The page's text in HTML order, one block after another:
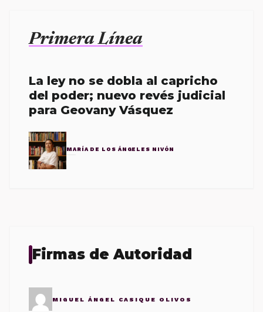
Primera Línea
La ley no se dobla al capricho
del poder; nuevo revés judicial
para Geovany Vásquez
MARÍA DE LOS ÁNGELES NIVÓN
Firmas de Autoridad
MIGUEL ÁNGEL CASIQUE OLIVOS